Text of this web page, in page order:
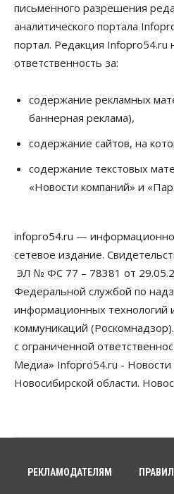
Общество
Роспотребнадзор изъял
мяса в Новосибирской
Расходы новосибирцев на
за полгода
07 Августа 2026, 14:35
07 Августа 2026, 14:00
07 Августа 2026, 13:55
Авто Общество
Треть автовладельцев в
«поставили машины на
07 Августа 2026, 13:00
Власть
Школы, библиотеки,
депутаты Госдумы
социальных объектах
07 Августа 2026, 12:35
Синоптики рассказали о
письменного разрешения
аналитического портала
портал. Редакция Infopro54.ru
ответственность за:
содержание рекламных
баннерная реклама),
содержание сайтов, на
содержание текстовых
«Новости компаний» и
infopro54.ru —
сетевое издание.
ЭЛ № ФС 77 – 78381 от
Федеральной службой по
информационных технологий
коммуникаций
с ограниченной
Медиа» Infopro54.ru - Новости
Новосибирской области.
РЕКЛАМОДАТЕЛЯМ